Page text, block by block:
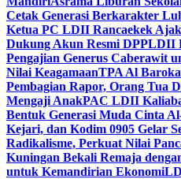
Cetak Generasi Berkarakter
Ketua PC LDII Rancaekek
Dukung Akun Resmi DPPLDII
Pengajian Generus Caberawit
Nilai KeagamaanTPA Al
Pembagian Rapor, Orang Tua
Mengaji AnakPAC LDII
Bentuk Generasi Muda Cinta
Kejari, dan Kodim 0905 Gelar
Radikalisme, Perkuat Nilai
Kuningan Bekali Remaja
untuk Kemandirian Ekonomi